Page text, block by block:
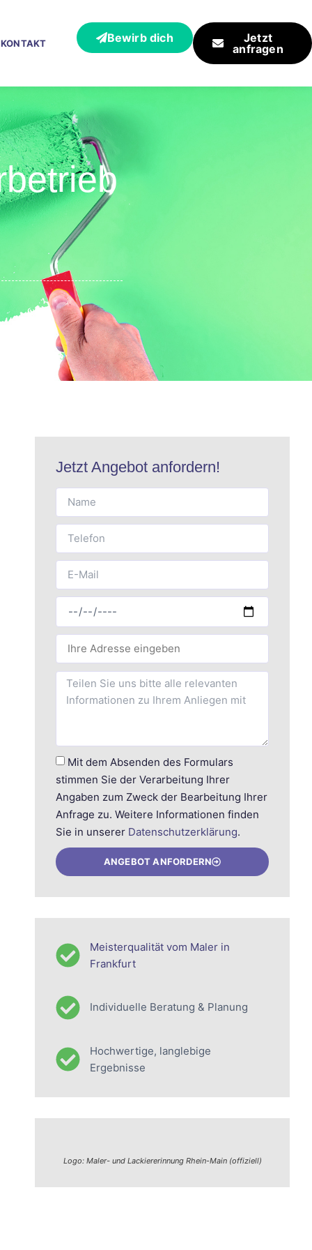
KONTAKT Bewirb dich
Jetzt
anfragen
Jetzt Angebot anfordern!
Mit dem Absenden des Formulars
stimmen Sie der Verarbeitung Ihrer
Angaben zum Zweck der Bearbeitung Ihrer
Anfrage zu. Weitere Informationen finden
Sie in unserer Datenschutzerklärung.
ANGEBOT ANFORDERN
Meisterqualität vom Maler in
Frankfurt
Individuelle Beratung & Planung
Hochwertige, langlebige
Ergebnisse
Logo: Maler- und Lackiererinnung Rhein-Main (offiziell)